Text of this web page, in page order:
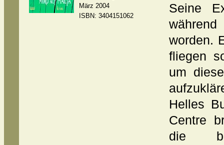
März 2004
ISBN: 3404151062
Seine
während
worden.
fliegen
um
Helles
Centre
die